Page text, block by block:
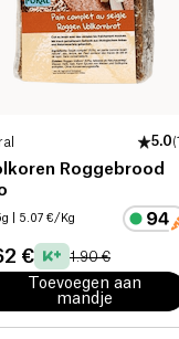
5.0(
Roggebrood
| 5.07 €/Kg
€ 1.90 €
Toevoegen aan
mandje
0.01 g